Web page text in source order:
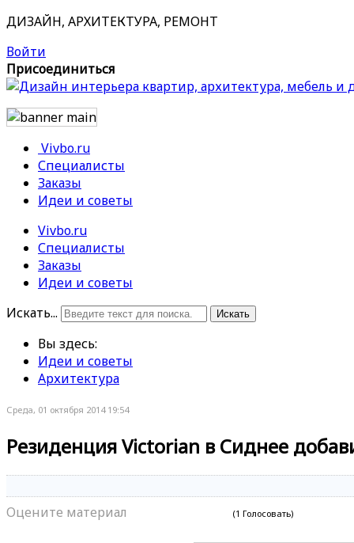
ДИЗАЙН, АРХИТЕКТУРА, РЕМОНТ
Войти
Присоединиться
Vivbo.ru
Специалисты
Заказы
Идеи и советы
Vivbo.ru
Специалисты
Заказы
Идеи и советы
Искать...
Искать
Вы здесь:
Идеи и советы
Архитектура
Среда, 01 октября 2014 19:54
Резиденция Victorian в Сиднее
Оцените материал (1 Голосовать)